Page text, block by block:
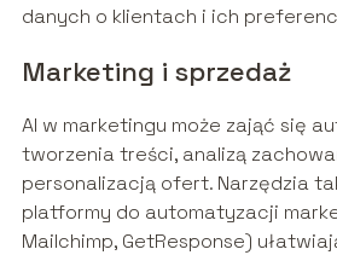
danych o klientach i ich
Marketing i sprzedaż
AI w marketingu może zająć się
tworzenia treści, analizą
personalizacją ofert. Narzędzia
platformy do automatyzacji
Mailchimp, GetResponse)